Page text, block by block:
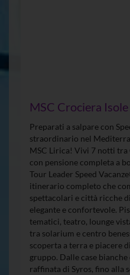
MSC Crociera
Preparati a salpare con
straordinario nel
MSC Lirica! Vivi 7 notti tra
con pensione completa a
Tour Leader Speed
itinerario completo che
spettacolari e città ricche
elegante e confortevole.
tematici, teatro, lounge
tra solarium e centro
scoperta a terra e piacere
gruppo. Dalle case
raffinata di Syros, fino alla